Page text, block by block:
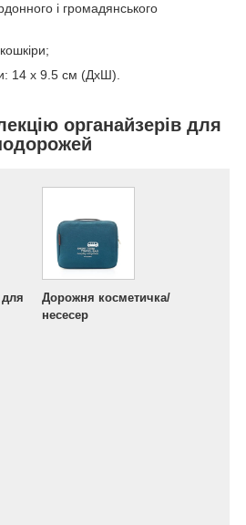
і громадянського
14 х 9.5 см (ДхШ).
органайзерів для
Дорожня косметичка/
несесер